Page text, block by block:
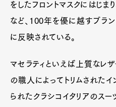
をしたフロントマスクにはじ
など、100年を優に越すブラ
に反映されている。
マセラティといえば上質なレ
の職人によってトリムされた
られたクラシコイタリアのス